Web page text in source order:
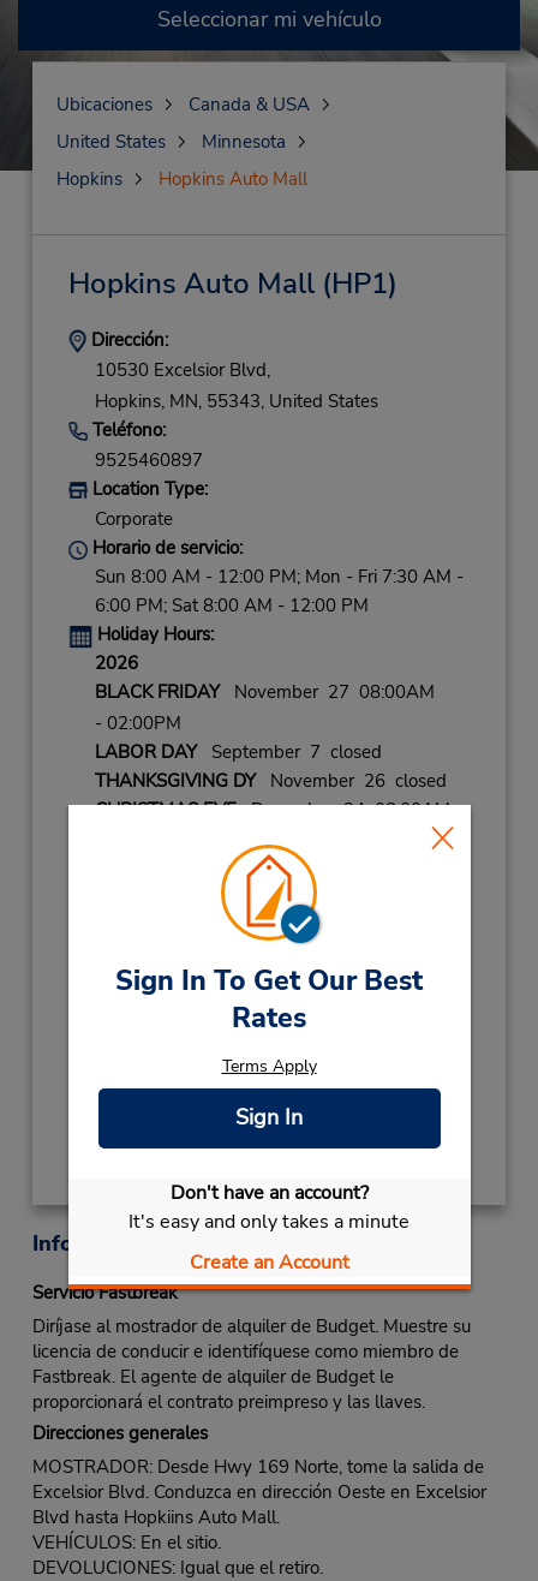
Sign In To Get Our Best
Rates
Terms Apply
Sign In
Don't have an account?
It's easy and only takes a minute
Create an Account
Seleccionar mi vehículo
Ubicaciones
Canada & USA
United States
Minnesota
Hopkins
Hopkins Auto Mall
Hopkins Auto Mall(HP1)
Dirección:
10530 Excelsior Blvd,
Hopkins, MN, 55343, United States
Teléfono:
9525460897
Location Type:
Corporate
Horario de servicio:
Sun 8:00 AM - 12:00 PM; Mon - Fri 7:30 AM -
6:00 PM; Sat 8:00 AM - 12:00 PM
Holiday Hours:
2026
BLACK FRIDAYNovember 27 08:00AM
- 02:00PM
LABOR DAYSeptember 7 closed
THANKSGIVING DYNovember 26 closed
CHRISTMAS EVEDecember 24 08:00AM
December 25 closed
NEW YEARS EVE
December 31 08:00AM
2027
NEW YEARS DAYJanuary 1 closed
Obtener direcciones
Información sobre la oficina
Servicio Fastbreak
Diríjase al mostrador de alquiler de Budget. Muestre su
licencia de conducir e identifíquese como miembro de
Fastbreak. El agente de alquiler de Budget le
proporcionará el contrato preimpreso y las llaves.
Direcciones generales
MOSTRADOR: Desde Hwy 169 Norte, tome la salida de
Excelsior Blvd. Conduzca en dirección Oeste en Excelsior
Blvd hasta Hopkiins Auto Mall.
VEHÍCULOS: En el sitio.
DEVOLUCIONES: Igual que el retiro.